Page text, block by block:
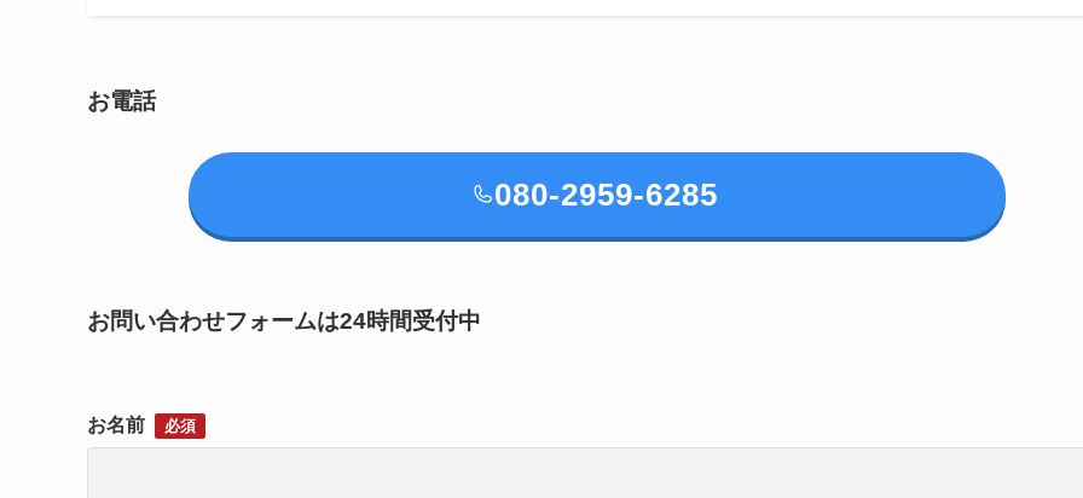
お電話
080-2959-6285
お問い合わせフォームは24時間受付中
お名前 必須